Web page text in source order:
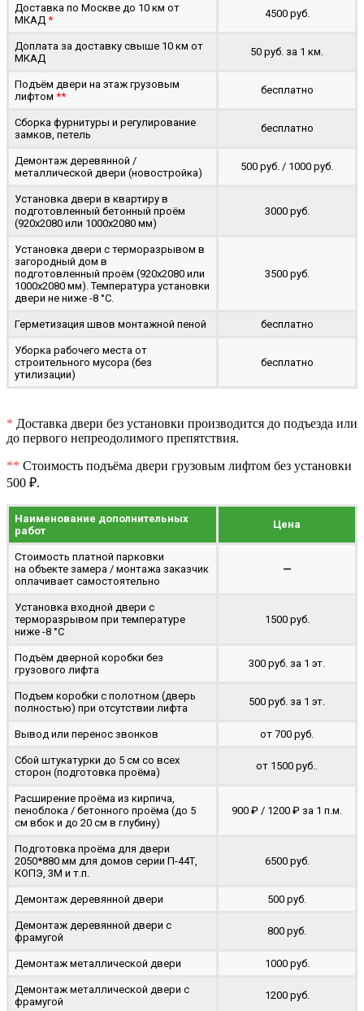
Доставка по Москве до 10 км от
МКАД *
4500 руб.
Доплата за доставку свыше 10 км от
МКАД
50 руб. за 1 км.
Подъём двери на этаж грузовым
лифтом **
бесплатно
Сборка фурнитуры и регулирование
замков, петель
бесплатно
Демонтаж деревянной /
металлической двери (новостройка)
500 руб. / 1000 руб.
Установка двери в квартиру в
подготовленный бетонный проём
(920x2080 или 1000x2080 мм)
3000 руб.
Установка двери с терморазрывом в
загородный дом в
подготовленный проём (920x2080 или
1000x2080 мм). Температура установки
двери не ниже -8 °C.
3500 руб.
Герметизация швов монтажной пеной бесплатно
Уборка рабочего места от
строительного мусора (без
утилизации)
бесплатно
* Доставка двери без установки производится до подъезда или
до первого непреодолимого препятствия.
** Стоимость подъёма двери грузовым лифтом без установки
500 ₽.
Наименование дополнительных
работ
Цена
Стоимость платной парковки
на объекте замера / монтажа заказчик
оплачивает самостоятельно
—
Установка входной двери с
терморазрывом при температуре
ниже -8 °C
1500 руб.
Подъём дверной коробки без
грузового лифта
300 руб. за 1 эт.
Подъем коробки с полотном (дверь
полностью) при отсутствии лифта
500 руб. за 1 эт.
Вывод или перенос звонков от 700 руб.
Сбой штукатурки до 5 см со всех
сторон (подготовка проёма)
от 1500 руб..
Расширение проёма из кирпича,
пеноблока / бетонного проёма (до 5
cм вбок и до 20 см в глубину)
900 ₽ / 1200 ₽ за 1 п.м.
Подготовка проёма для двери
2050*880 мм для домов серии П-44Т,
КОПЭ, 3М и т.п.
6500 руб.
Демонтаж деревянной двери 500 руб.
Демонтаж деревянной двери с
фрамугой
800 руб.
Демонтаж металлической двери 1000 руб.
Демонтаж металлической двери с
фрамугой
1200 руб.